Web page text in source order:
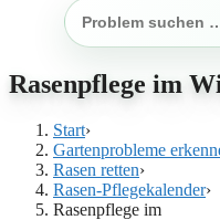
Gartenproblem
suchen
Rasenpflege im
Start›
Gartenprobleme
Rasen retten›
Rasen-Pflegekalender›
Rasenpflege im